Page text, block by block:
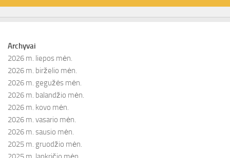
Archyvai
2026 m. liepos mėn.
2026 m. birželio mėn.
2026 m. gegužės mėn.
2026 m. balandžio mėn.
2026 m. kovo mėn.
2026 m. vasario mėn.
2026 m. sausio mėn.
2025 m. gruodžio mėn.